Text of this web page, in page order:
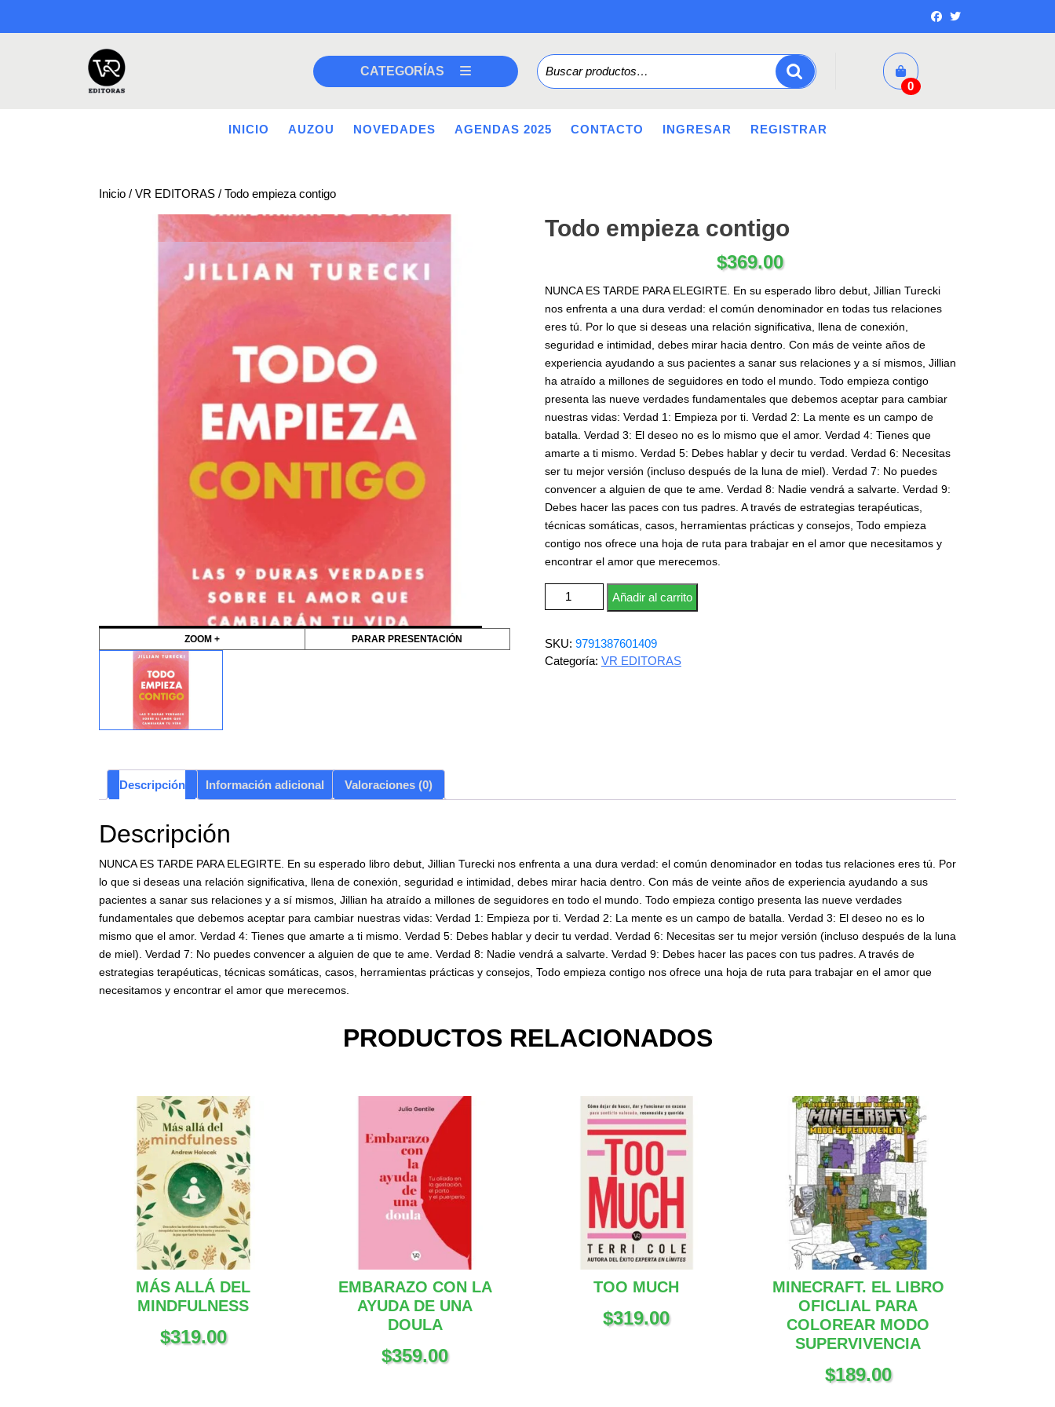
CATEGORÍAS
Buscar por:
0
INICIO AUZOU NOVEDADES AGENDAS 2025 CONTACTO INGRESAR REGISTRAR
Inicio / VR EDITORAS / Todo empieza contigo
ZOOM + PARAR PRESENTACIÓN
Todo empieza contigo
$369.00
NUNCA ES TARDE PARA ELEGIRTE. En su esperado libro debut, Jillian Turecki
nos enfrenta a una dura verdad: el común denominador en todas tus relaciones
eres tú. Por lo que si deseas una relación significativa, llena de conexión,
seguridad e intimidad, debes mirar hacia dentro. Con más de veinte años de
experiencia ayudando a sus pacientes a sanar sus relaciones y a sí mismos, Jillian
ha atraído a millones de seguidores en todo el mundo. Todo empieza contigo
presenta las nueve verdades fundamentales que debemos aceptar para cambiar
nuestras vidas: Verdad 1: Empieza por ti. Verdad 2: La mente es un campo de
batalla. Verdad 3: El deseo no es lo mismo que el amor. Verdad 4: Tienes que
amarte a ti mismo. Verdad 5: Debes hablar y decir tu verdad. Verdad 6: Necesitas
ser tu mejor versión (incluso después de la luna de miel). Verdad 7: No puedes
convencer a alguien de que te ame. Verdad 8: Nadie vendrá a salvarte. Verdad 9:
Debes hacer las paces con tus padres. A través de estrategias terapéuticas,
técnicas somáticas, casos, herramientas prácticas y consejos, Todo empieza
contigo nos ofrece una hoja de ruta para trabajar en el amor que necesitamos y
encontrar el amor que merecemos.
Todo empieza contigo cantidad
Añadir al carrito
SKU: 9791387601409
Categoría: VR EDITORAS
Descripción Información adicional Valoraciones (0)
Descripción
NUNCA ES TARDE PARA ELEGIRTE. En su esperado libro debut, Jillian Turecki nos enfrenta a una dura verdad: el común denominador en todas tus relaciones eres tú. Por
lo que si deseas una relación significativa, llena de conexión, seguridad e intimidad, debes mirar hacia dentro. Con más de veinte años de experiencia ayudando a sus
pacientes a sanar sus relaciones y a sí mismos, Jillian ha atraído a millones de seguidores en todo el mundo. Todo empieza contigo presenta las nueve verdades
fundamentales que debemos aceptar para cambiar nuestras vidas: Verdad 1: Empieza por ti. Verdad 2: La mente es un campo de batalla. Verdad 3: El deseo no es lo
mismo que el amor. Verdad 4: Tienes que amarte a ti mismo. Verdad 5: Debes hablar y decir tu verdad. Verdad 6: Necesitas ser tu mejor versión (incluso después de la luna
de miel). Verdad 7: No puedes convencer a alguien de que te ame. Verdad 8: Nadie vendrá a salvarte. Verdad 9: Debes hacer las paces con tus padres. A través de
estrategias terapéuticas, técnicas somáticas, casos, herramientas prácticas y consejos, Todo empieza contigo nos ofrece una hoja de ruta para trabajar en el amor que
necesitamos y encontrar el amor que merecemos.
PRODUCTOS RELACIONADOS
MÁS ALLÁ DEL
MINDFULNESS
$319.00
EMBARAZO CON LA
AYUDA DE UNA
DOULA
$359.00
TOO MUCH
$319.00
MINECRAFT. EL LIBRO
OFICLIAL PARA
COLOREAR MODO
SUPERVIVENCIA
$189.00